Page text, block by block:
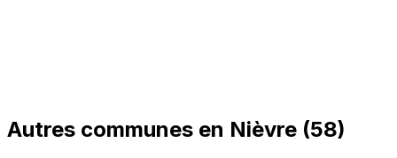
Autres communes en Nièvre (58)